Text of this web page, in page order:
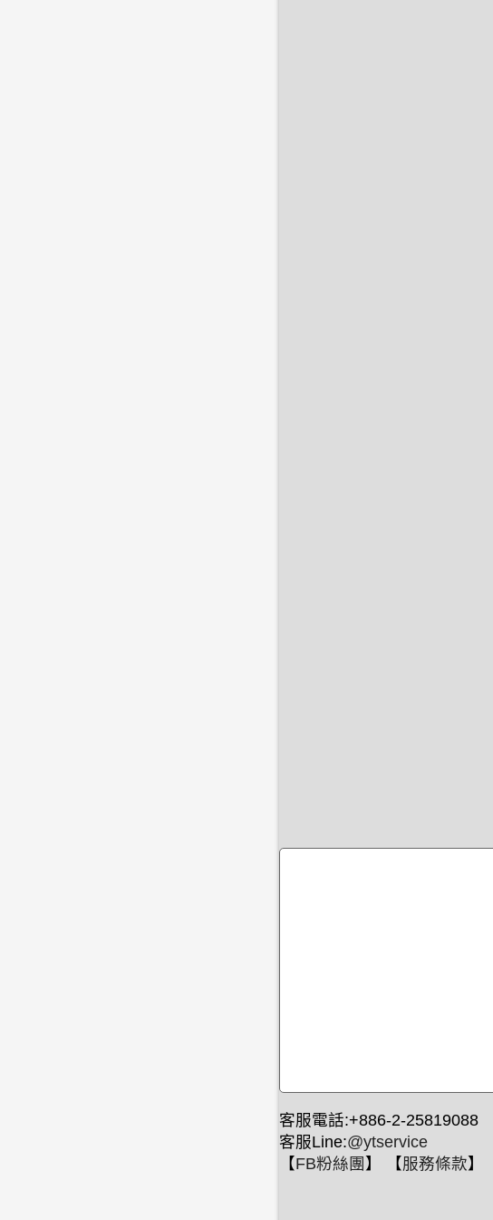
客服電話:+886-2-25819088
客服Line:@ytservice
【FB粉絲團 】 【服務條款】